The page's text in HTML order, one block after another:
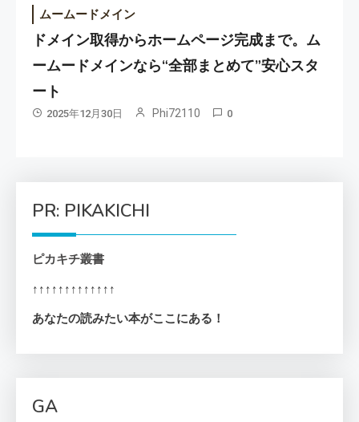
ムームードメイン
ドメイン取得からホームページ完成まで。ム
ームードメインなら“全部まとめて”安心スタ
ート
2025年12月30日 Phi72110 0
PR: PIKAKICHI
ピカキチ叢書
↑↑↑↑↑↑↑↑↑↑↑↑↑
あなたの読みたい本がここにある！
GA